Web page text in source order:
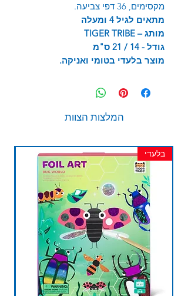
מקסימים, 36 דפי צביעה.
מתאים לגיל 4 ומעלה
מותג – TIGER TRIBE
גודל - 14 / 21 ס"מ
מוצר בלעדי בטומי ואניקה.
המלצות הצוות
בלעדי